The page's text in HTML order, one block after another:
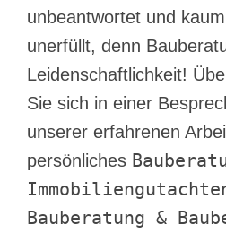
unbeantwortet und
unerfüllt, denn
Leidenschaftlichkeit!
Sie sich in einer
unserer erfahrenen
persönliches
Bauberatung &